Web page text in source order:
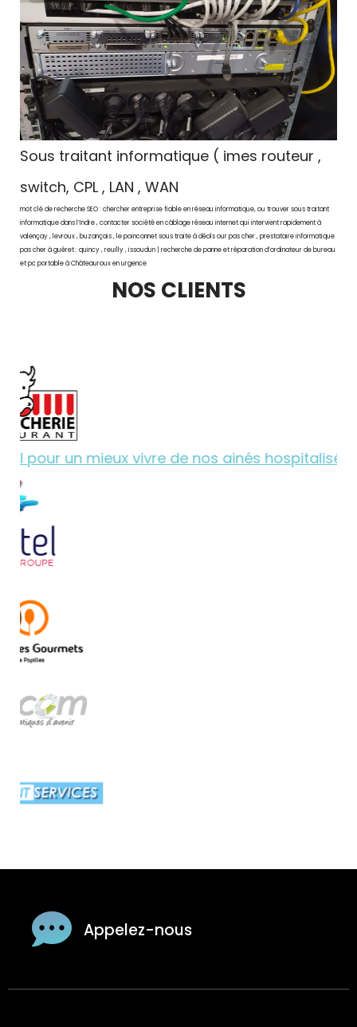
Sous traitant informatique ( imes routeur ,
switch, CPL , LAN , WAN
mot clé de recherche SEO : chercher entreprise fiable en réseau informatique, ou trouver sous traitant
informatique dans l’Indre , contacter société en câblage réseau internet qui intervient rapidement à
valençay , levroux , buzançais , le poinconnet sous traite à déols our pas cher , prestataire informatique
pas cher à guéret : quincy , reuilly , issoudun | recherche de panne et réparation d’ordinateur de bureau
et pc portable à Châteauroux en urgence
NOS CLIENTS
Appelez-nous